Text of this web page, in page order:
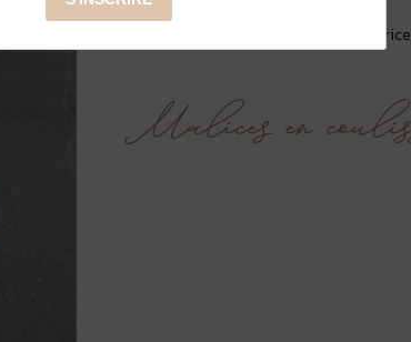
Sorbet Island - Bikini Aqua liquorice